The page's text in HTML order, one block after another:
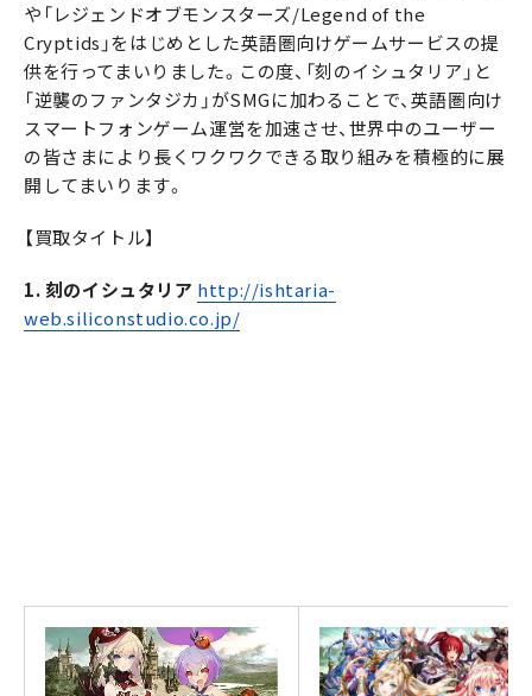
や「レジェンドオブモンスターズ/Legend of the
Cryptids」をはじめとした英語圏向けゲームサービスの提
供を行ってまいりました。この度、「刻のイシュタリア」と
「逆襲のファンタジカ」がSMGに加わることで、英語圏向け
スマートフォンゲーム運営を加速させ、世界中のユーザー
の皆さまにより長くワクワクできる取り組みを積極的に展
開してまいります。
【買取タイトル】
1. 刻のイシュタリア http://ishtaria-
web.siliconstudio.co.jp/